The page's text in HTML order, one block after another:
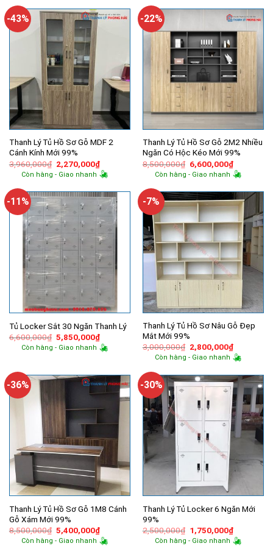
3,000,000₫.
-43%
Thanh Lý Tủ Hồ Sơ Gỗ MDF 2
Cánh Kính Mới 99%
3,960,000₫ Giá
gốc
là:
2,270,000₫Giá
hiện
tại
2,270,000₫.
Còn hàng - Giao nhanh
-22%
Thanh Lý Tủ Hồ Sơ Gỗ 2M2 Nhiều
Ngăn Có Hộc Kéo Mới 99%
8,500,000₫ Giá
gốc
là:
6,600,000₫Giá
hiện
tại
Còn hàng - Giao nhanh
-11%
Tủ Locker Sắt 30 Ngăn Thanh Lý
6,600,000₫ Giá
gốc
là:
5,850,000₫Giá
hiện
tại
Còn hàng - Giao nhanh
-7%
Thanh Lý Tủ Hồ Sơ Nâu Gỗ Đẹp
Mắt Mới 99%
3,000,000₫ Giá
gốc
là:
2,800,000₫Giá
hiện
tại
Còn hàng - Giao nhanh
-36%
Thanh Lý Tủ Hồ Sơ Gỗ 1M8 Cánh
Gỗ Xám Mới 99%
8,500,000₫ Giá
gốc
5,400,000₫Giá
hiện
Còn hàng - Giao nhanh
-30%
Thanh Lý Tủ Locker 6 Ngăn Mới
99%
2,500,000₫ Giá
gốc
1,750,000₫Giá
hiện
Còn hàng - Giao nhanh